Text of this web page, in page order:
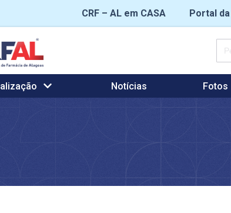
CRF – AL em CASA Portal
Notícias Fotos